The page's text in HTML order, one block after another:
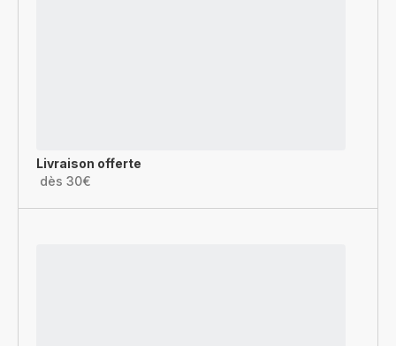
Livraison offerte
dès 30€